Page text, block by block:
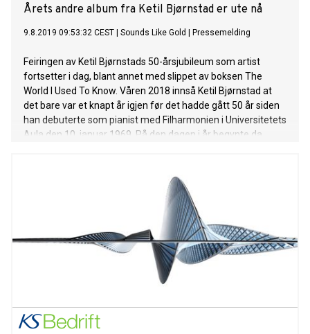
Årets andre album fra Ketil Bjørnstad er ute nå
9.8.2019 09:53:32 CEST Sounds Like Gold Pressemelding
Feiringen av Ketil Bjørnstads 50-årsjubileum som artist
fortsetter i dag, blant annet med slippet av boksen The
World I Used To Know. Våren 2018 innså Ketil Bjørnstad at
det bare var et knapt år igjen før det hadde gått 50 år siden
han debuterte som pianist med Filharmonien i Universitetets
Aula den 10. januar 1969. På den dagen i år begynte da
feiringen for fullt. The World I Used To Know er ute i dag på
Grappa Musikkforlag, og er innspilt i verdens mest kjente
studio - Abbey Road i London, nærmere bestemt i Studio
Two der blant annet The Beatles spilte inn sitt materiale.
Albumet slippes ikke bare på CD, vinyl, og digitalt, men også
som en storslått boks som består av fem CDer. Alle disse
inneholder innspillingene fra Abbey Road, men boksen
inneholder i tillegg tre CDer med musikk fra hele hans
én ny plate som er sp